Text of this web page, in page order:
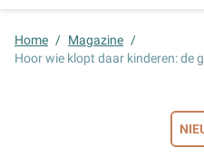
Home / Magazine /
Hoor wie klopt daar kinderen: de